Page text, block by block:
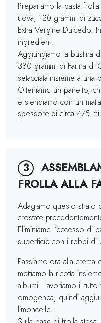
Prepariamo la pasta
uova, 120 grammi di
Extra Vergine Dulcedo.
ingredienti.
Aggiungiamo la bustina
380 grammi di Farina di
setacciata insieme a
Otteniamo un panetto,
e stendiamo con un
spessore di circa 4/5
3
FROLLA ALLA
Adagiamo questo strato
crostate
Eliminiamo l’eccesso di
superficie con i rebbi di
Passiamo ora alla crema
mettiamo la ricotta
albumi. Lavoriamo il
omogenea, quindi
limoncello.